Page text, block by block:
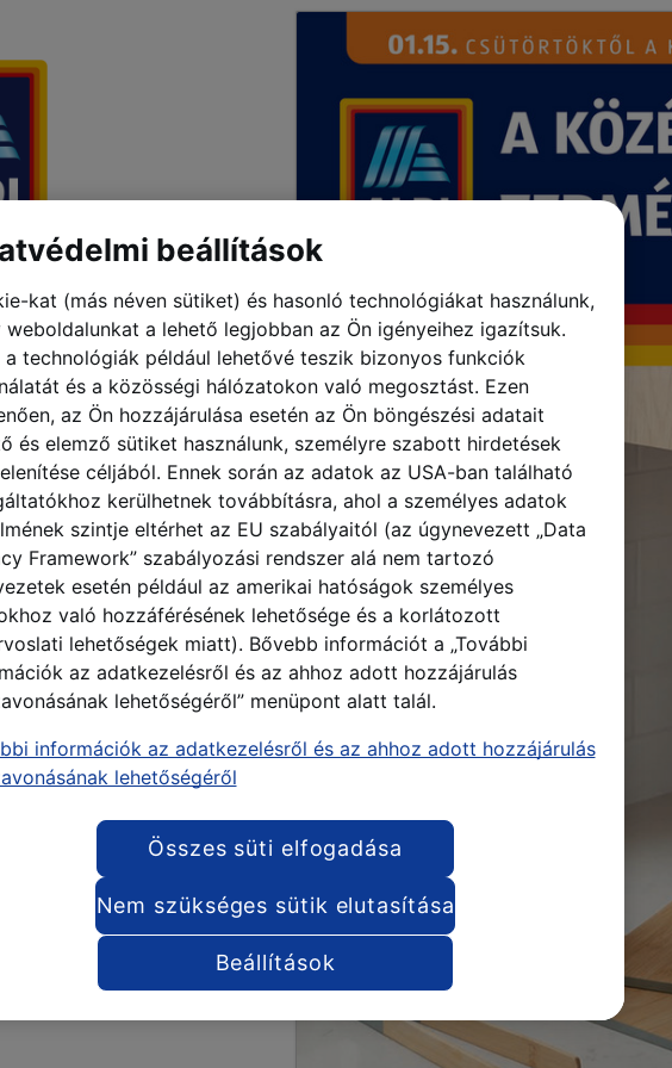
beállítások
kat (más néven sütiket) és hasonló technológiákat használunk,
weboldalunkat a lehető legjobban az Ön igényeihez igazítsuk.
a technológiák például lehetővé teszik bizonyos funkciók
és a közösségi hálózatokon való megosztást. Ezen
az Ön hozzájárulása esetén az Ön böngészési adatait
és elemző sütiket használunk, személyre szabott hirdetések
céljából. Ennek során az adatok az USA-ban található
kerülhetnek továbbításra, ahol a személyes adatok
szintje eltérhet az EU szabályaitól (az úgynevezett „Data
Framework” szabályozási rendszer alá nem tartozó
esetén például az amerikai hatóságok személyes
való hozzáférésének lehetősége és a korlátozott
lehetőségek miatt). Bővebb információt a „További
az adatkezelésről és az ahhoz adott hozzájárulás
lehetőségéről” menüpont alatt talál.
információk az adatkezelésről és az ahhoz adott hozzájárulás
lehetőségéről
Beállítások
Nem szükséges sütik elutasítása
Összes süti elfogadása